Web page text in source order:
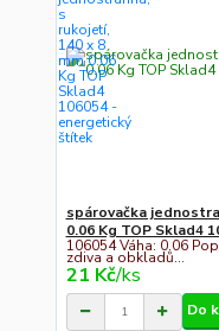
spárovačka
0.06 Kg TOP Sklad4
106054 Váha: 0.06
zdiva a obkladů...
21 Kč/ks
Do